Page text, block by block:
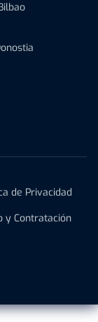
de Privacidad
y Contratación